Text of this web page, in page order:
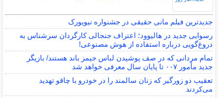
جدیدترین فیلم مانی حقیقی در جشنواره نیویورک
رسوایی جدید در هالیوود؛ اعتراف جنجالی کارگردان سرشناس به
دروغ‌گویی درباره استفاده از هوش مصنوعی!
تمام مردانی که در صف پوشیدن لباس جیمز باند هستند/ بازیگر
جدید مأمور ۰۰۷ تا پایان سال معرفی خواهد شد
تعقیب دو زورگیر که زنان سالمند را در خودرو با چاقو تهدید
می‌کردند